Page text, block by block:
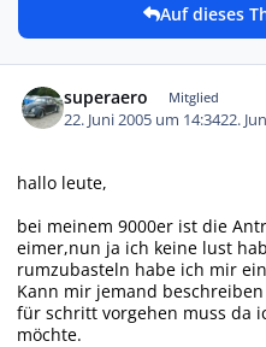
Auf dieses
superaero Mitglied
22. Juni 2005 um 14:3422.
hallo leute,
bei meinem 9000er ist die
eimer,nun ja ich keine lust
rumzubasteln habe ich mir
Kann mir jemand
für schritt vorgehen muss da
möchte.